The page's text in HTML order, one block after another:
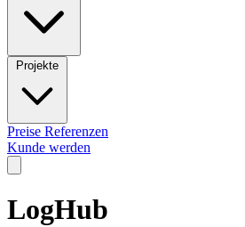
Projekte
Preise Referenzen
Kunde werden
LogHub